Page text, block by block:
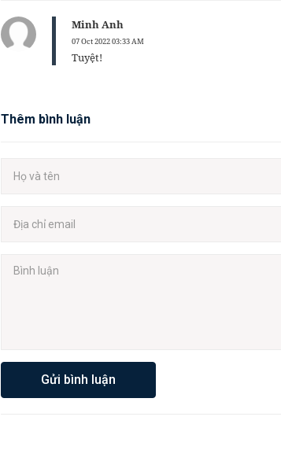
Minh Anh
07 Oct 2022 03:33 AM
Tuyệt!
Thêm bình luận
Gửi bình luận